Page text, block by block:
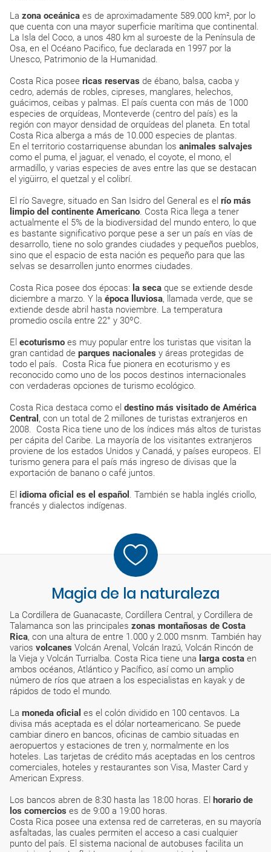
La zona oceánica es de aproximadamente 589.000 km², por lo
que cuenta con una mayor superficie marítima que continental.
La Isla del Coco, a unos 480 km al suroeste de la Península de
Osa, en el Océano Pacifico, fue declarada en 1997 por la
Unesco, Patrimonio de la Humanidad.
Costa Rica posee ricas reservas de ébano, balsa, caoba y
cedro, además de robles, cipreses, manglares, helechos,
guácimos, ceibas y palmas. El país cuenta con más de 1000
especies de orquídeas, Monteverde (centro del país) es la
región con mayor densidad de orquídeas del planeta. En total
Costa Rica alberga a más de 10.000 especies de plantas.
En el territorio costarriquense abundan los animales salvajes
como el puma, el jaguar, el venado, el coyote, el mono, el
armadillo, y varias especies de aves entre las que se destacan
el yigüirro, el quetzal y el colibrí.
El río Savegre, situado en San Isidro del General es el río más
limpio del continente Americano. Costa Rica llega a tener
actualmente el 5% de la biodiversidad del mundo entero, lo que
es bastante significativo porque pese a ser un país en vías de
desarrollo, tiene no solo grandes ciudades y pequeños pueblos,
sino que el espacio de esta nación es pequeño para que las
selvas se desarrollen junto enormes ciudades.
Costa Rica posee dos épocas: la seca que se extiende desde
diciembre a marzo. Y la época lluviosa, llamada verde, que se
extiende desde abril hasta noviembre. La temperatura
promedio oscila entre 22° y 30ºC.
El ecoturismo es muy popular entre los turistas que visitan la
gran cantidad de parques nacionales y áreas protegidas de
todo el país. Costa Rica fue pionera en ecoturismo y es
reconocido como uno de los pocos destinos internacionales
con verdaderas opciones de turismo ecológico.
Costa Rica destaca como el destino más visitado de América
Central , con un total de 2 millones de turistas extranjeros en
2008. Costa Rica tiene uno de los índices más altos de turistas
per cápita del Caribe. La mayoría de los visitantes extranjeros
proviene de los estados Unidos y Canadá, y países europeos. El
turismo genera para el país más ingreso de divisas que la
exportación de banano o café juntos.
El idioma oficial es el español . También se habla inglés criollo,
francés y dialectos indígenas.
Magia de la naturaleza
La Cordillera de Guanacaste, Cordillera Central, y Cordillera de
Talamanca son las principales zonas montañosas de Costa
Rica, con una altura de entre 1.000 y 2.000 msnm. También hay
varios volcanes Volcán Arenal, Volcán Irazú, Volcán Rincón de
la Vieja y Volcán Turrialba. Costa Rica tiene una larga costa en
ambos océanos, Atlántico y Pacífico, así como un amplio
número de ríos que atraen a los especialistas en kayak y de
rápidos de todo el mundo.
La moneda oficial es el colón dividido en 100 centavos. La
divisa más aceptada es el dólar norteamericano. Se puede
cambiar dinero en bancos, oficinas de cambio situadas en
aeropuertos y estaciones de tren y, normalmente en los
hoteles. Las tarjetas de crédito más aceptadas en los centros
comerciales, hoteles y restaurantes son Visa, Master Card y
American Express.
Los bancos abren de 8:30 hasta las 18:00 horas. El horario de
los comercios es de 9:00 a 19:00 horas.
Costa Rica posee una extensa red de carreteras, en su mayoría
asfaltadas, las cuales permiten el acceso a casi cualquier
punto del país. El sistema nacional de autobuses facilita un